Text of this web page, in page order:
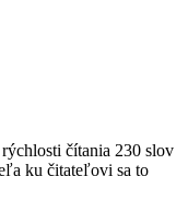
čítania 230 slov
ku čitateľovi sa to